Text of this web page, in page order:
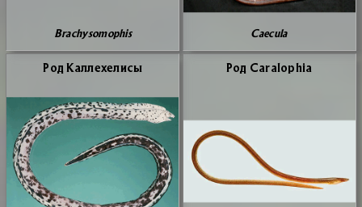
Brachysomophis Caecula
Род Кал­ле­хе­ли­сы Род Caralophia